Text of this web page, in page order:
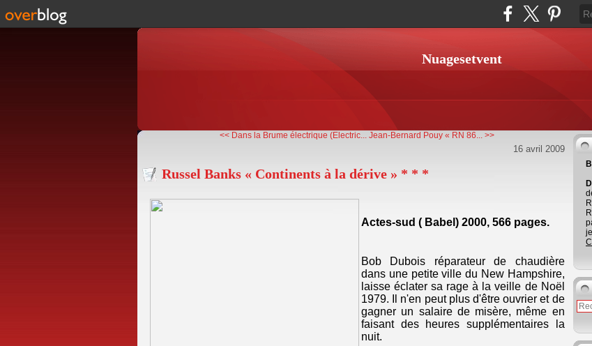
Nuagesetvent
<< Dans la Brume électrique (Electric... Jean-Bernard Pouy « RN 86... >>
16 avril 2009
Russel Banks « Continents à la dérive » * * *
Actes-sud ( Babel) 2000, 566 pages.
Bob Dubois réparateur de chaudière
dans une petite ville du New Hampshire,
laisse éclater sa rage à la veille de Noël
1979. Il n'en peut plus d'être ouvrier et de
gagner un salaire de misère, même en
faisant des heures supplémentaires la
nuit.